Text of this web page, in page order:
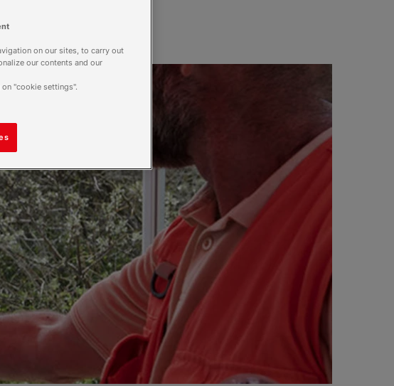
on our sites, to carry out
our contents and our
"cookie settings".